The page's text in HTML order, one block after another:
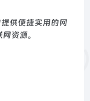
供便捷实用的网
资源。